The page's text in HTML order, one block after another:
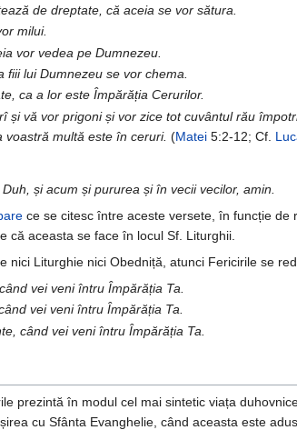
de dreptate, că aceia se vor sătura.
milui.
vor vedea pe Dumnezeu.
lui Dumnezeu se vor chema.
ca a lor este Împărăția Cerurilor.
și vă vor prigoni și vor zice tot cuvântul rău
voastră multă este în ceruri. (Matei 5:2-12; Cf.
și acum și pururea și în vecii vecilor, amin.
ce se citesc între aceste versete, în funcție de
că aceasta se face în locul Sf. Liturghii.
nici Liturghie nici Obedniță, atunci Fericirile se
vei veni întru Împărăția Ta.
vei veni întru Împărăția Ta.
când vei veni întru Împărăția Ta.
prezintă în modul cel mai sintetic viața
cu Sfânta Evanghelie, când aceasta este